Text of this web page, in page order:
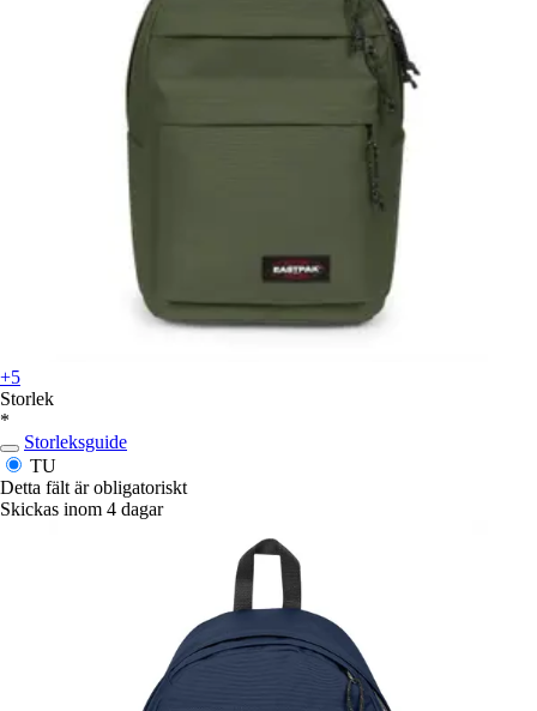
+5
Storlek
*
Storleksguide
TU
Detta fält är obligatoriskt
Skickas inom 4 dagar